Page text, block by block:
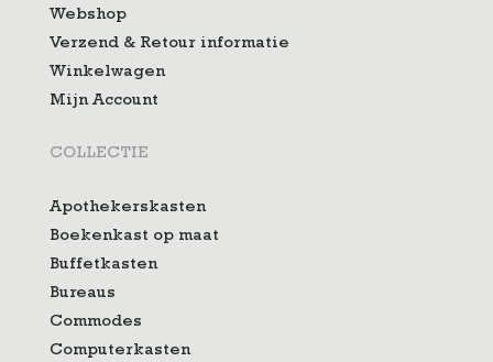
Webshop
Verzend & Retour informatie
Winkelwagen
Mijn Account
COLLECTIE
Apothekerskasten
Boekenkast op maat
Buffetkasten
Bureaus
Commodes
Computerkasten